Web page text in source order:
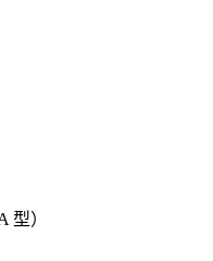
型）